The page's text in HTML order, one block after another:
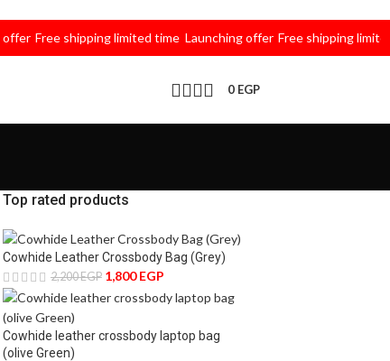
Free shipping limited time Launching offer Free shipping limited time
0 EGP
Top rated products
Cowhide Leather Crossbody Bag (Grey)
2,200EGP 1,800EGP
Cowhide leather crossbody laptop bag
(olive Green)